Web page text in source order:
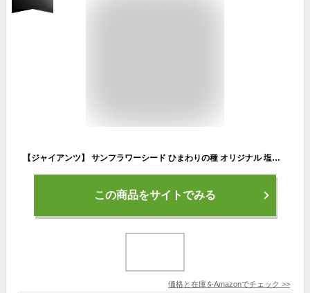
【ジャイアンツ】 サンフラワーシード ひまわりの種 オリジナル 塩味 GIANTS ひまわり シャワー プロテイン 163g×2袋
この商品をサイトでみる
価格と在庫をAmazonでチェック >>